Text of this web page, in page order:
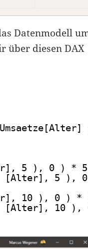
Datenmodell
über diesen DAX
(
5 ), 0 ) *
( [Alter], 5 ),
10 ), 0 )
( [Alter], 10